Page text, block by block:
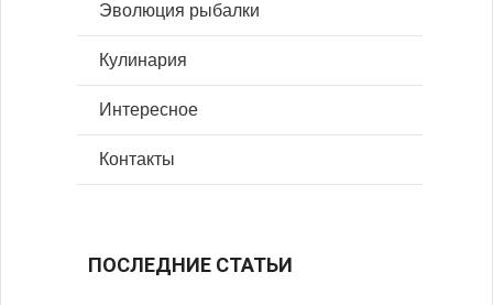
Эволюция рыбалки
Кулинария
Интересное
Контакты
ПОСЛЕДНИЕ СТАТЬИ